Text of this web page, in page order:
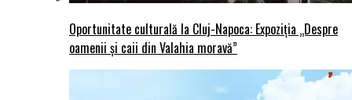
Oportunitate culturală la Cluj-Napoca: Expoziția „Despre
oamenii și caii din Valahia moravă”